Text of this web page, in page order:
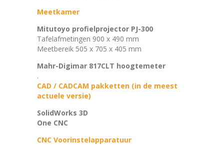
Meetkamer
Mitutoyo profielprojector PJ-300
Tafelafmetingen 900 x 490 mm
Meetbereik 505 x 705 x 405 mm
Mahr-Digimar 817CLT hoogtemeter
.
CAD / CADCAM pakketten (in de meest
actuele versie)
SolidWorks 3D
One CNC
CNC Voorinstelapparatuur